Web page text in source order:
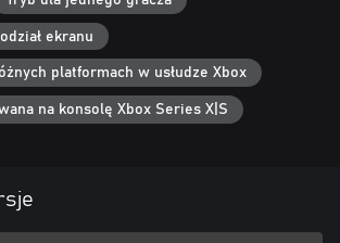
ekranu
platformach w usłudze Xbox
na konsolę Xbox Series X|S